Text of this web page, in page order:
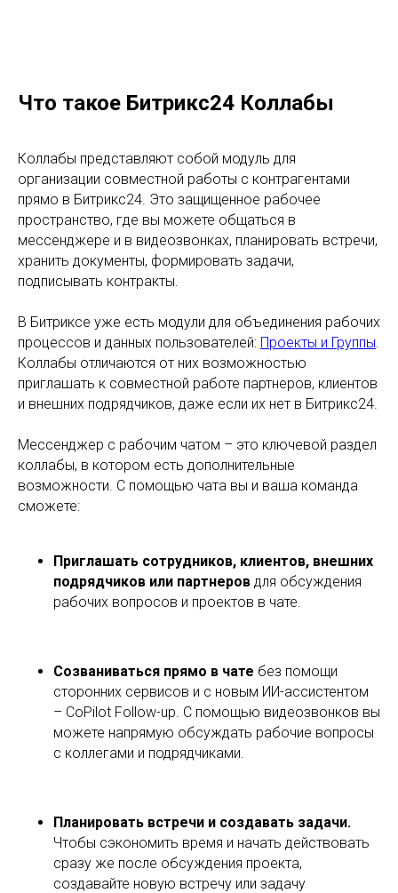
Что такое Битрикс24 Коллабы
Коллабы представляют собой модуль для
организации совместной работы с контрагентами
прямо в Битрикс24. Это защищенное рабочее
пространство, где вы можете общаться в
мессенджере и в видеозвонках, планировать встречи,
хранить документы, формировать задачи,
подписывать контракты.
В Битриксе уже есть модули для объединения рабочих
процессов и данных пользователей: Проекты и Группы
Коллабы отличаются от них возможностью
приглашать к совместной работе партнеров, клиентов
и внешних подрядчиков, даже если их нет в Битрикс24.
Мессенджер с рабочим чатом – это ключевой раздел
коллабы, в котором есть дополнительные
возможности. С помощью чата вы и ваша команда
сможете:
Приглашать сотрудников, клиентов, внешних
подрядчиков или партнеров для обсуждения
рабочих вопросов и проектов в чате.
Созваниваться прямо в чате без помощи
сторонних сервисов и с новым ИИ-ассистентом
– CoPilot Follow-up. С помощью видеозвонков вы
можете напрямую обсуждать рабочие вопросы
с коллегами и подрядчиками.
Планировать встречи и создавать задачи.
Чтобы сэкономить время и начать действовать
сразу же после обсуждения проекта,
создавайте новую встречу или задачу